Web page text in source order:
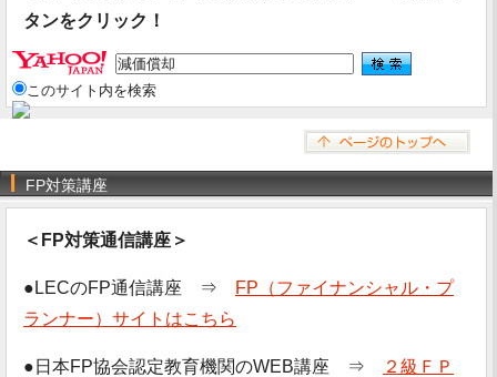
タンをクリック！
このサイト内を検索
FP対策講座
＜FP対策通信講座＞
●LECのFP通信講座 ⇒
FP（ファイナンシャル・プ
ランナー）サイトはこちら
●日本FP協会認定教育機関のWEB講座 ⇒
２級ＦＰ